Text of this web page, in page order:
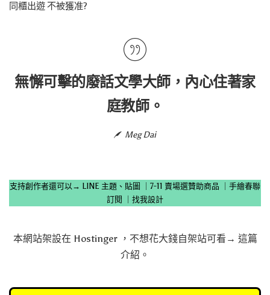
同櫃出遊 不被獲准?
無懈可擊的廢話文學大師，內心住著家
庭教師。
Meg Dai
支持創作者還可以→ LINE 主題、貼圖 7-11 賣場選贊助商品
手繪春聯
訂閱
找我設計
本網站架設在 Hostinger，不想花大錢自架站可看→ 這篇
介紹 。